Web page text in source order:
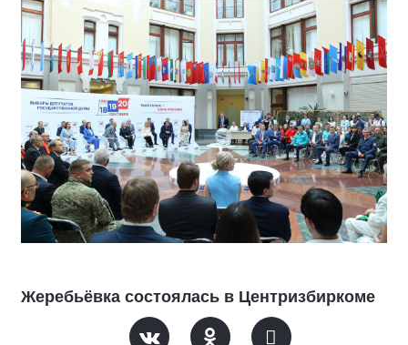
Жеребьёвка состоялась в Центризбиркоме